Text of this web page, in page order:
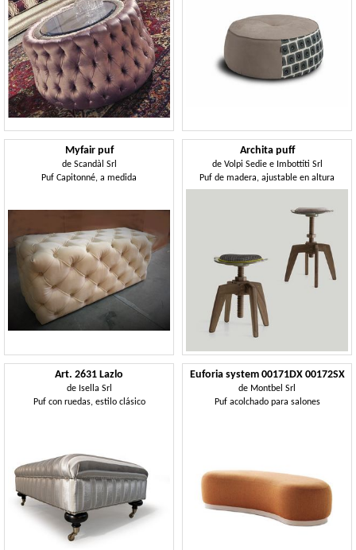
Myfair puf
de Scandàl Srl
Puf Capitonné, a medida
Archita puff
de Volpi Sedie e Imbottiti Srl
Puf de madera, ajustable en altura
Art. 2631 Lazlo
de Isella Srl
Puf con ruedas, estilo clásico
Euforia system 00171DX 00172SX
de Montbel Srl
Puf acolchado para salones